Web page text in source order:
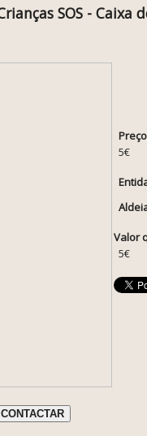
SOS - Caixa
5€
Valor
5€
CONTACTAR